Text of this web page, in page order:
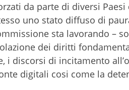
da parte di diversi
uno stato diffuso di
sta lavorando –
dei diritti
i discorsi di incitamento
digitali cosi come la